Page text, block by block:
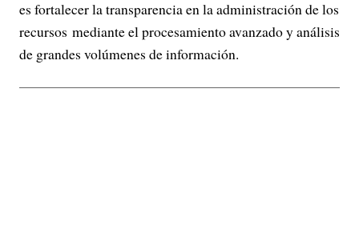
es fortalecer la transparencia en la administración de los
recursos mediante el procesamiento avanzado y análisis
de grandes volúmenes de información.